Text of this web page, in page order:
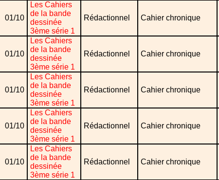
01/10
Les Cahiers
de la bande
dessinée
3ème série 1
Rédactionnel Cahier chronique
01/10
Les Cahiers
de la bande
dessinée
3ème série 1
Rédactionnel Cahier chronique
01/10
Les Cahiers
de la bande
dessinée
3ème série 1
Rédactionnel Cahier chronique
01/10
Les Cahiers
de la bande
dessinée
3ème série 1
Rédactionnel Cahier chronique
01/10
Les Cahiers
de la bande
dessinée
3ème série 1
Rédactionnel Cahier chronique